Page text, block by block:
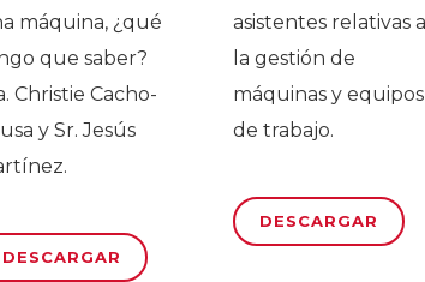
máquina, ¿qué
que saber?
Christie Cacho-
y Sr. Jesús
DESCARGAR
asistentes relativas a
la gestión de
máquinas y equipos
de trabajo.
DESCARGAR